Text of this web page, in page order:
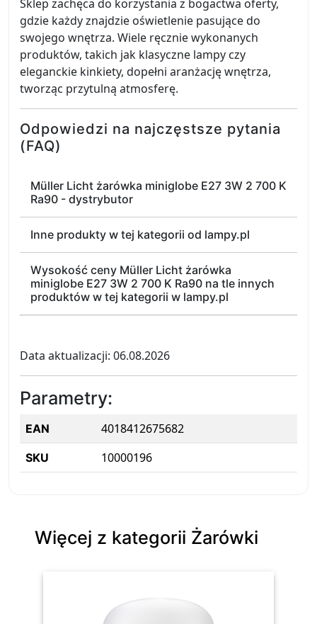
Sklep zachęca do korzystania z bogactwa oferty,
gdzie każdy znajdzie oświetlenie pasujące do
swojego wnętrza. Wiele ręcznie wykonanych
produktów, takich jak klasyczne lampy czy
eleganckie kinkiety, dopełni aranżację wnętrza,
tworząc przytulną atmosferę.
Odpowiedzi na najczęstsze pytania
(FAQ)
Müller Licht żarówka miniglobe E27 3W 2 700 K
Ra90 - dystrybutor
Inne produkty w tej kategorii od lampy.pl
Wysokość ceny Müller Licht żarówka
miniglobe E27 3W 2 700 K Ra90 na tle innych
produktów w tej kategorii w lampy.pl
Data aktualizacji: 06.08.2026
Parametry:
EAN 4018412675682
SKU 10000196
Więcej z kategorii Żarówki